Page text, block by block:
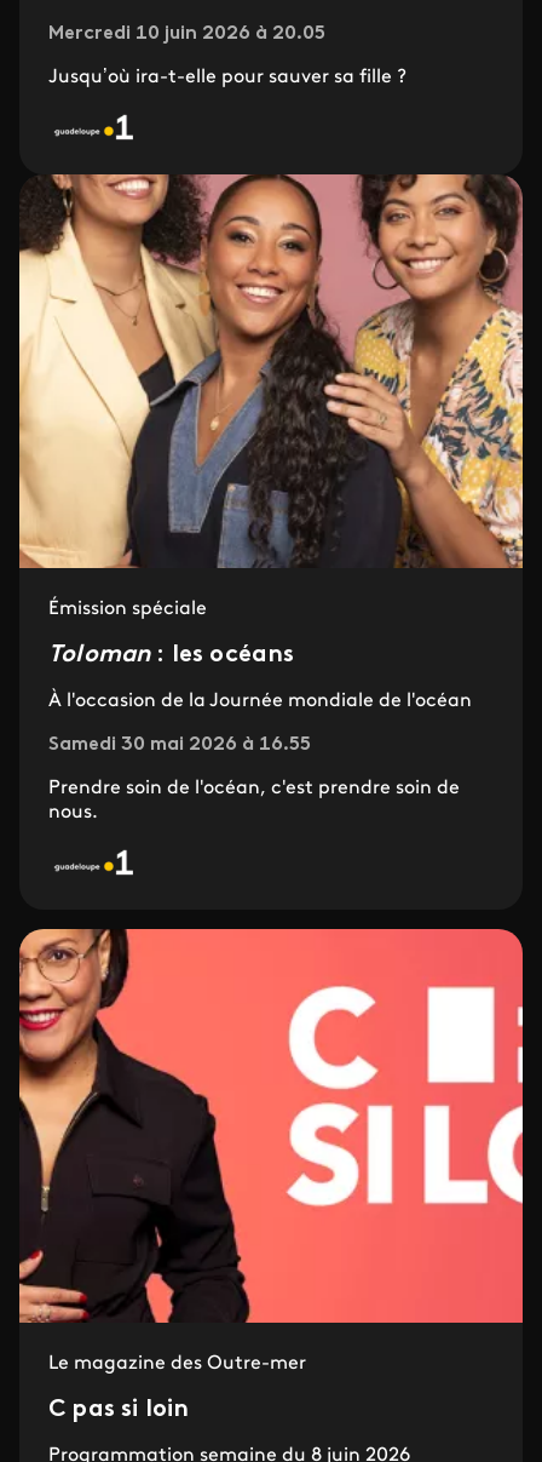
Mercredi 10 juin 2026 à 20.05
Jusqu’où ira-t-elle pour sauver sa fille ?
Émission spéciale
Toloman: les océans
À l'occasion de la Journée mondiale de l'océan
Samedi 30 mai 2026 à 16.55
Prendre soin de l'océan, c'est prendre soin de
nous.
Le magazine des Outre-mer
C pas si loin
Programmation semaine du 8 juin 2026